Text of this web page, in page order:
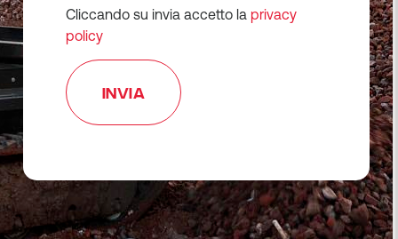
Cliccando su invia accetto la privacy
policy